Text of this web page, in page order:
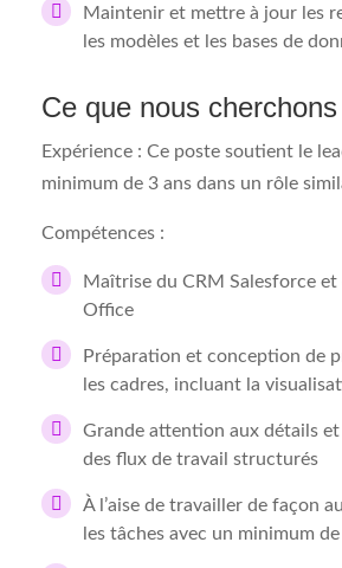
Maintenir et mettre à jour les
les modèles et les bases de
Ce que nous cherchons
Expérience :​ Ce poste soutient le
minimum de 3 ans dans un rôle
Compétences :
Maîtrise du CRM Salesforce
Office
Préparation et conception de
les cadres, incluant la
Grande attention aux détails
des flux de travail structurés
À l’aise de travailler de façon
les tâches avec un minimum